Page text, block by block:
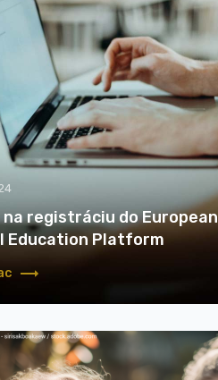
na registráciu do European
Education Platform